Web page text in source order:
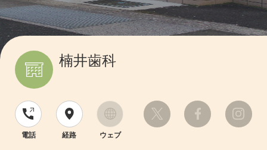
楠井歯科
電話 経路 ウェブ